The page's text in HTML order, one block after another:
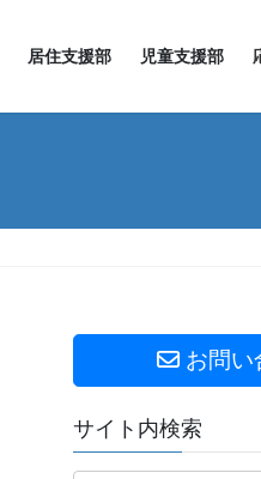
居住支援部 児童支援部
お問い
サイト内検索